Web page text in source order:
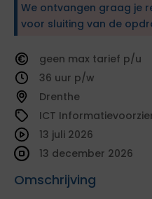
We ontvangen graag je
voor sluiting van de
geen
tarief
36
Drenthe
ICT
Omschrijving
13 juli 2026
13 december 2026